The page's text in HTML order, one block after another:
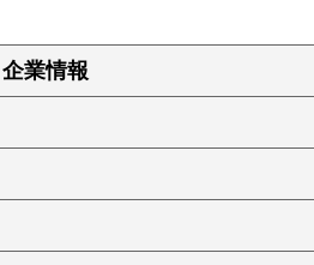
企業情報